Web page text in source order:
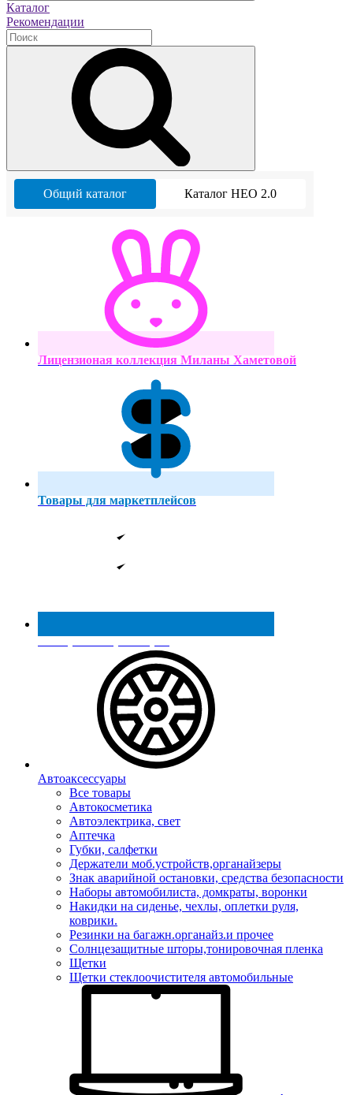
Каталог
Рекомендации
Общий каталог Каталог НЕО 2.0
Лицензионая коллекция Миланы Хаметовой
Товары для маркетплейсов
Реестр МинПромТорга
Автоаксессуары
Все товары
Автокосметика
Автоэлектрика, свет
Аптечка
Губки, салфетки
Держатели моб.устройств,органайзеры
Знак аварийной остановки, средства безопасности
Наборы автомобилиста, домкраты, воронки
Накидки на сиденье, чехлы, оплетки руля,
коврики.
Резинки на багажн.органайз.и прочее
Солнцезащитные шторы,тонировочная пленка
Щетки
Щетки стеклоочистителя автомобильные